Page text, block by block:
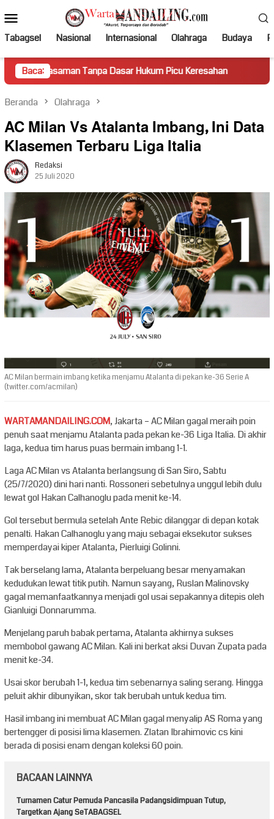
ke
kontenMobile
Tabagsel Nasional Internasional Olahraga Budaya
Baca:
Tanpa Dasar Hukum Picu Keresahan Truk Miring
Beranda Olahraga
AC Milan Vs Atalanta Imbang, Ini Data
Klasemen Terbaru Liga Italia
Redaksi
25 Juli 2020
AC Milan bermain imbang ketika menjamu Atalanta di pekan ke-36 Serie A
(twitter.com/acmilan)
WARTAMANDAILING.COM, Jakarta – AC Milan gagal meraih poin
penuh saat menjamu Atalanta pada pekan ke-36 Liga Italia. Di akhir
laga, kedua tim harus puas bermain imbang 1-1.
Laga AC Milan vs Atalanta berlangsung di San Siro, Sabtu
(25/7/2020) dini hari nanti. Rossoneri sebetulnya unggul lebih dulu
lewat gol Hakan Calhanoglu pada menit ke-14.
Gol tersebut bermula setelah Ante Rebic dilanggar di depan kotak
penalti. Hakan Calhanoglu yang maju sebagai eksekutor sukses
memperdayai kiper Atalanta, Pierluigi Golinni.
Tak berselang lama, Atalanta berpeluang besar menyamakan
kedudukan lewat titik putih. Namun sayang, Ruslan Malinovsky
gagal memanfaatkannya menjadi gol usai sepakannya ditepis oleh
Gianluigi Donnarumma.
Menjelang paruh babak pertama, Atalanta akhirnya sukses
membobol gawang AC Milan. Kali ini berkat aksi Duvan Zupata pada
menit ke-34.
Usai skor berubah 1-1, kedua tim sebenarnya saling serang. Hingga
peluit akhir dibunyikan, skor tak berubah untuk kedua tim.
Hasil imbang ini membuat AC Milan gagal menyalip AS Roma yang
bertengger di posisi lima klasemen. Zlatan Ibrahimovic cs kini
berada di posisi enam dengan koleksi 60 poin.
BACAAN LAINNYA
Turnamen Catur Pemuda Pancasila Padangsidimpuan Tutup,
Targetkan Ajang SeTABAGSEL